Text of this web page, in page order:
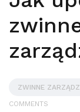
ZWINNE
COMMENTS